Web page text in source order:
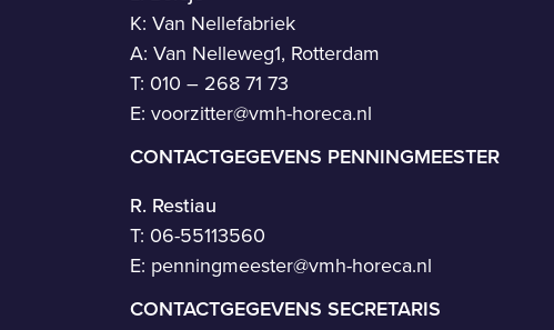
K: Van Nellefabriek
A: Van Nelleweg1, Rotterdam
T: 010 – 268 71 73
E: voorzitter@vmh-horeca.nl
CONTACTGEGEVENS PENNINGMEESTER
R. Restiau
T: 06-55113560
E: penningmeester@vmh-horeca.nl
CONTACTGEGEVENS SECRETARIS